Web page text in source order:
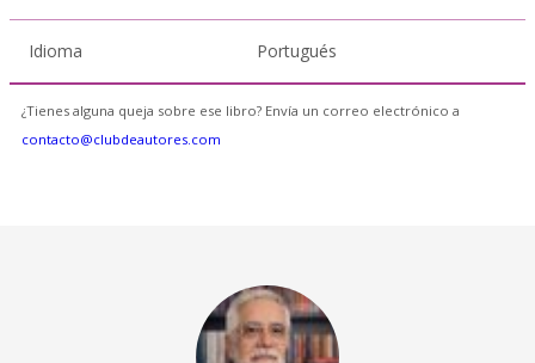
Idioma Portugués
¿Tienes alguna queja sobre ese libro? Envía un correo electrónico a
contacto@clubdeautores.com